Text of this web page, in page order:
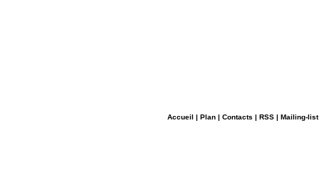
Accueil | Plan | Contacts | RSS | Mailing-list